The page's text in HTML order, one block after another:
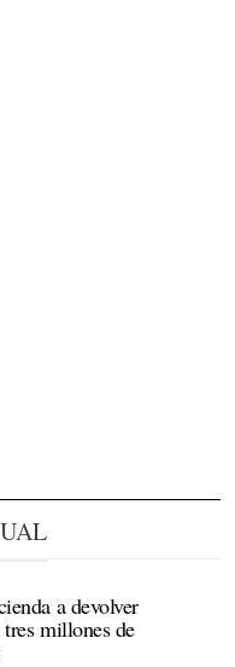
a devolver
millones de